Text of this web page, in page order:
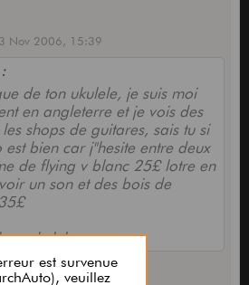
Nov 2006, 15:39
de ton ukulele, je suis moi
en angleterre et je vois des
shops de guitares, sais tu si
bien car j"hesite entre deux
de flying v blanc 25£ lotre en
un son et des bois de
ukulele